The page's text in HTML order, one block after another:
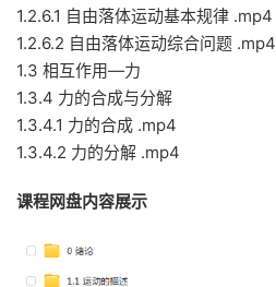
1.2.6.1 自由落体运动基本规律 .mp4
1.2.6.2 自由落体运动综合问题 .mp4
1.3 相互作用—力
1.3.4 力的合成与分解
1.3.4.1 力的合成 .mp4
1.3.4.2 力的分解 .mp4
课程网盘内容展示